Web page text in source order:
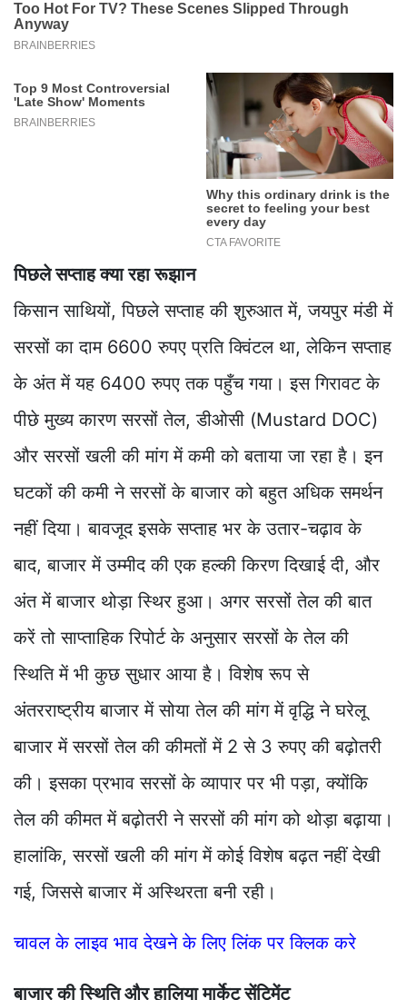
पिछले सप्ताह क्या रहा रूझान
किसान साथियों, पिछले सप्ताह की शुरुआत में, जयपुर मंडी में
सरसों का दाम 6600 रुपए प्रति क्विंटल था, लेकिन सप्ताह
के अंत में यह 6400 रुपए तक पहुँच गया। इस गिरावट के
पीछे मुख्य कारण सरसों तेल, डीओसी (Mustard DOC)
और सरसों खली की मांग में कमी को बताया जा रहा है। इन
घटकों की कमी ने सरसों के बाजार को बहुत अधिक समर्थन
नहीं दिया। बावजूद इसके सप्ताह भर के उतार-चढ़ाव के
बाद, बाजार में उम्मीद की एक हल्की किरण दिखाई दी, और
अंत में बाजार थोड़ा स्थिर हुआ। अगर सरसों तेल की बात
करें तो साप्ताहिक रिपोर्ट के अनुसार सरसों के तेल की
स्थिति में भी कुछ सुधार आया है। विशेष रूप से
अंतरराष्ट्रीय बाजार में सोया तेल की मांग में वृद्धि ने घरेलू
बाजार में सरसों तेल की कीमतों में 2 से 3 रुपए की बढ़ोतरी
की। इसका प्रभाव सरसों के व्यापार पर भी पड़ा, क्योंकि
तेल की कीमत में बढ़ोतरी ने सरसों की मांग को थोड़ा बढ़ाया।
हालांकि, सरसों खली की मांग में कोई विशेष बढ़त नहीं देखी
गई, जिससे बाजार में अस्थिरता बनी रही।
चावल के लाइव भाव देखने के लिए लिंक पर क्लिक करे
बाजार की स्थिति और हालिया मार्केट सेंटिमेंट